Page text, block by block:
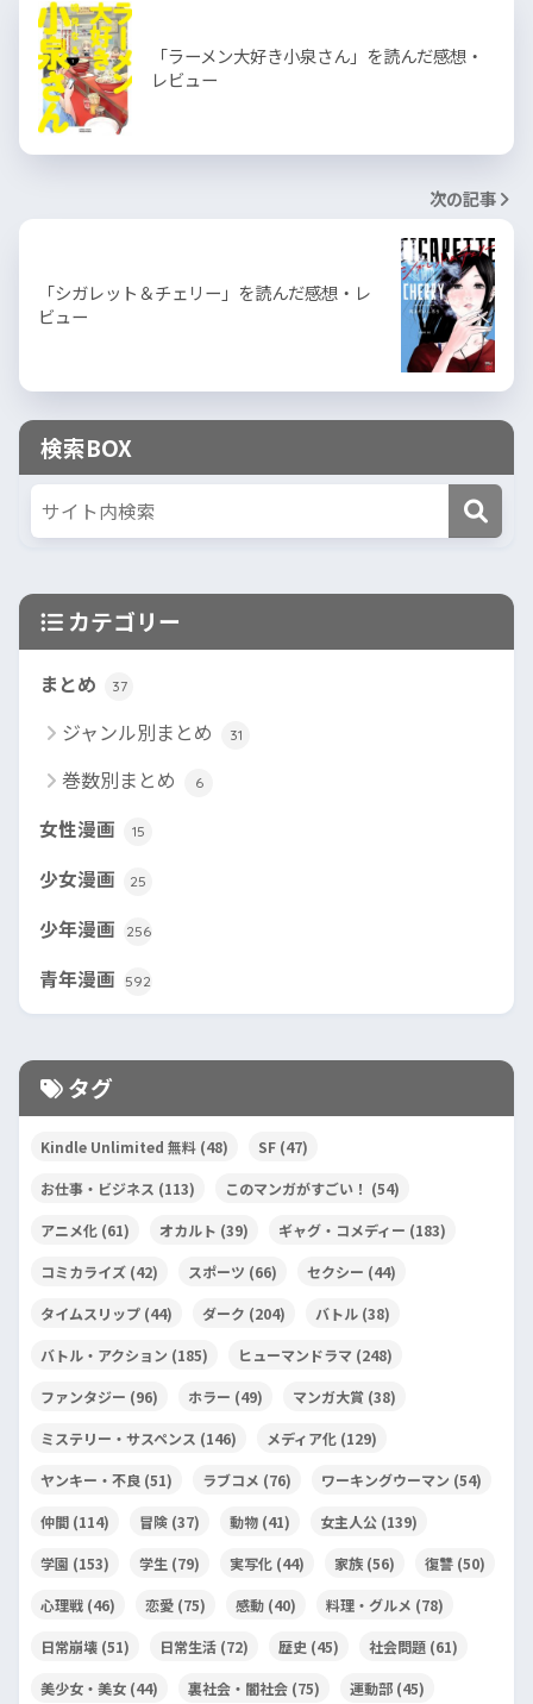
「ラーメン大好き小泉さん」を読んだ感想・
レビュー
次の記事
「シガレット＆チェリー」を読んだ感想・レ
ビュー
検索BOX
カテゴリー
まとめ 37
ジャンル別まとめ 31
巻数別まとめ 6
女性漫画 15
少女漫画 25
少年漫画 256
青年漫画 592
タグ
Kindle Unlimited 無料 (48) SF (47)
お仕事・ビジネス (113) このマンガがすごい！ (54)
アニメ化 (61) オカルト (39) ギャグ・コメディー (183)
コミカライズ (42) スポーツ (66) セクシー (44)
タイムスリップ (44) ダーク (204) バトル (38)
バトル・アクション (185) ヒューマンドラマ (248)
ファンタジー (96) ホラー (49) マンガ大賞 (38)
ミステリー・サスペンス (146) メディア化 (129)
ヤンキー・不良 (51) ラブコメ (76) ワーキングウーマン (54)
仲間 (114) 冒険 (37) 動物 (41) 女主人公 (139)
学園 (153) 学生 (79) 実写化 (44) 家族 (56) 復讐 (50)
心理戦 (46) 恋愛 (75) 感動 (40) 料理・グルメ (78)
日常崩壊 (51) 日常生活 (72) 歴史 (45) 社会問題 (61)
美少女・美女 (44) 裏社会・闇社会 (75) 運動部 (45)